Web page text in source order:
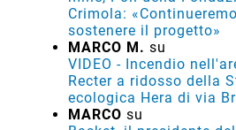
Crimola:
sostenere il progetto»
MARCO M. su
VIDEO - Incendio
Recter a ridosso della
ecologica Hera di via
MARCO su